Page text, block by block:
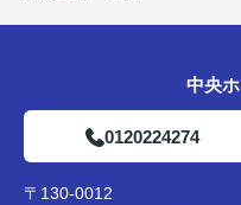
中央
0120224274
〒130-0012